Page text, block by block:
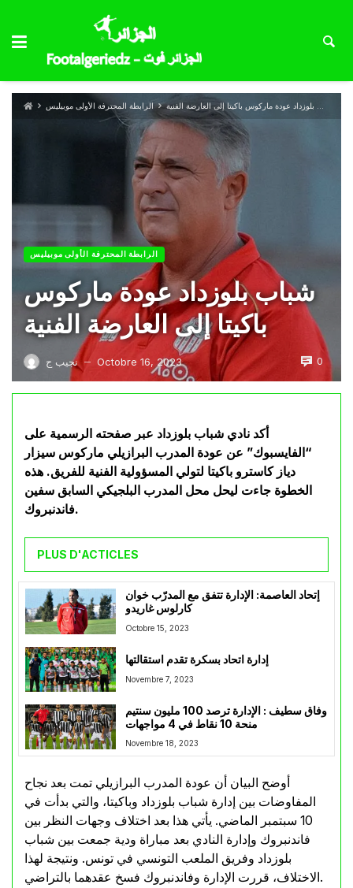
الرابطة المحترفة الأولى موبيليس شباب بلوزداد عودة ماركوس باكيتا إلى العارضة الفنية
الرابطة المحترفة الأولى موبيليس
شباب بلوزداد عودة ماركوس
باكيتا إلى العارضة الفنية
نجيب ج — Octobre 16, 2023 0
أكد نادي شباب بلوزداد عبر صفحته الرسمية على
“الفايسبوك” عن عودة المدرب البرازيلي ماركوس سيزار
دياز كاسترو باكيتا لتولي المسؤولية الفنية للفريق. هذه
الخطوة جاءت ليحل محل المدرب البلجيكي السابق سفين
فاندنبروك.
PLUS D'ACTICLES
إتحاد العاصمة: الإدارة تتفق مع المدرّب خوان
كارلوس غاريدو
Octobre 15, 2023
Novembre 7, 2023
وفاق سطيف : الإدارة ترصد 100 مليون سنتيم
منحة 10 نقاط في 4 مواجهات
Novembre 18, 2023
أوضح البيان أن عودة المدرب البرازيلي تمت بعد نجاح
المفاوضات بين إدارة شباب بلوزداد وباكيتا، والتي بدأت في
10 سبتمبر الماضي. يأتي هذا بعد اختلاف وجهات النظر بين
فاندنبروك وإدارة النادي بعد مباراة ودية جمعت بين شباب
بلوزداد وفريق الملعب التونسي في تونس. ونتيجة لهذا
الاختلاف، قررت الإدارة وفاندنبروك فسخ عقدهما بالتراضي.